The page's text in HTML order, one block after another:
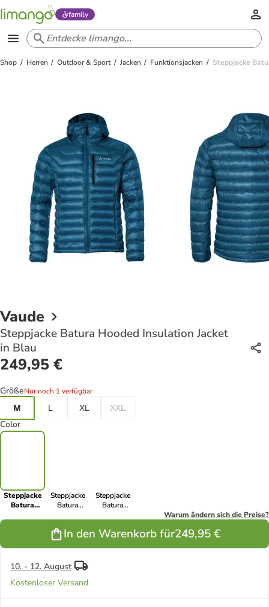
family
Shop Herren Outdoor & Sport Jacken Funktionsjacken Steppjacke
Vaude
Steppjacke Batura Hooded Insulation Jacket
in Blau
249,95 €
GrößeNur noch 1 verfügbar
M
L XL XXL
Color
Steppjacke
Batura
Steppjacke
Batura
Jacket in
Schwarz
Steppjacke
Batura
Jacket in
Warum ändern sich die Preise?
In den Warenkorb für249,95 €
10. - 12. August
Kostenloser Versand